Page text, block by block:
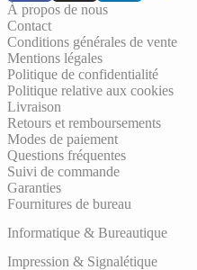
À propos de nous
Contact
Conditions générales de vente
Mentions légales
Politique de confidentialité
Politique relative aux cookies
Livraison
Retours et remboursements
Modes de paiement
Questions fréquentes
Suivi de commande
Garanties
Fournitures de bureau
Informatique & Bureautique
Impression & Signalétique